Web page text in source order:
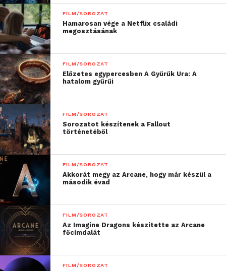
FILM/SOROZAT
Hamarosan vége a Netflix családi
megosztásának
FILM/SOROZAT
Előzetes egypercesben A Gyűrűk Ura: A
hatalom gyűrűi
FILM/SOROZAT
Sorozatot készítenek a Fallout
történetéből
FILM/SOROZAT
Akkorát megy az Arcane, hogy már készül a
második évad
FILM/SOROZAT
Az Imagine Dragons készítette az Arcane
főcímdalát
FILM/SOROZAT